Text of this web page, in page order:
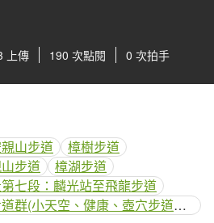
上傳 190 次點閱 0 次拍手
山步道
樟樹步道
步道
樟湖步道
七段：麟光站至飛龍步道
茶香環狀步道群(小天空、健康、壺穴步道、茶展中心步道)